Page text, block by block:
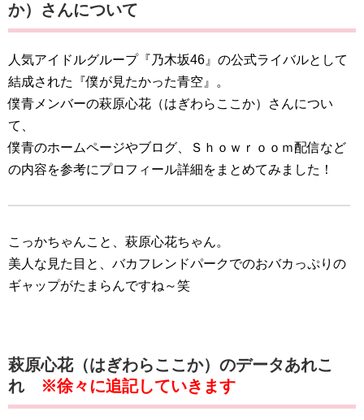
か）さんについて
人気アイドルグループ『乃木坂46』の公式ライバルとして
結成された『僕が見たかった青空』。
僕青メンバーの萩原心花（はぎわらここか）さんについ
て、
僕青のホームページやブログ、Ｓｈｏｗｒｏｏｍ配信など
の内容を参考にプロフィール詳細をまとめてみました！
こっかちゃんこと、萩原心花ちゃん。
美人な見た目と、バカフレンドパークでのおバカっぷりの
ギャップがたまらんですね～笑
萩原心花（はぎわらここか）のデータあれこ
れ ※徐々に追記していきます